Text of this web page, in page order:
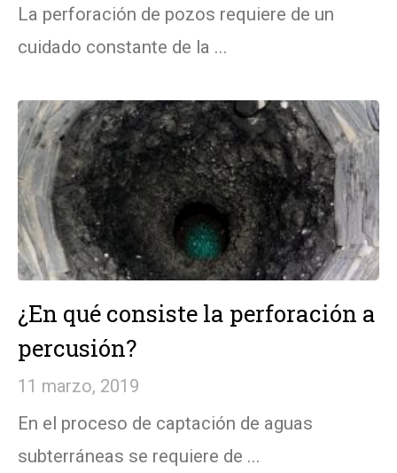
La perforación de pozos requiere de un
cuidado constante de la ...
¿En qué consiste la perforación a
percusión?
11 marzo, 2019
En el proceso de captación de aguas
subterráneas se requiere de ...